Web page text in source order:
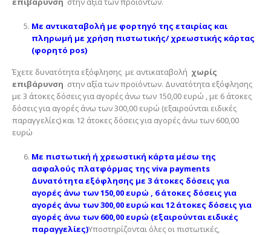
Με αντικαταβολή με φορτηγό της εταιρίας και
πληρωμή με χρήση πιστωτικής/ χρεωστικής κάρτας
(φορητό pos)
Έχετε δυνατότητα εξόφλησης με αντικαταβολή χωρίς
επιβάρυνση στην αξία των προϊόντων. Δυνατότητα εξόφλησης
με 3 άτοκες δόσεις για αγορές άνω των 150,00 ευρώ , με 6 άτοκες
δόσεις για αγορές άνω των 300,00 ευρώ (εξαιρούνται ειδικές
παραγγελίες) και 12 άτοκες δόσεις για αγορές άνω των 600,00
ευρώ
Με πιστωτική ή χρεωστική κάρτα μέσω της
ασφαλούς πλατφόρμας της viva payments
Δυνατότητα εξόφλησης με 3 άτοκες δόσεις για
αγορές άνω των 150,00 ευρώ , 6 άτοκες δόσεις για
αγορές άνω των 300,00 ευρώ και 12 άτοκες δόσεις για
αγορές άνω των 600,00 ευρώ (εξαιρούνται ειδικές
παραγγελίες)Υποστηρίζονται όλες οι πιστωτικές,